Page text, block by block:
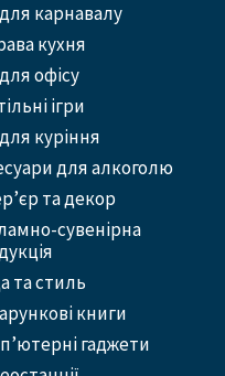
карнавалу
кухня
офісу
ігри
куріння
для алкоголю
та декор
сувенірна
та стиль
книги
гаджети